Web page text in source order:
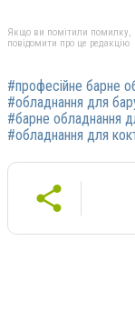
Якщо ви помітили помилку,
повідомити про це редакцію
#професійне барне
#обладнання для
#барне обладнання
#обладнання для